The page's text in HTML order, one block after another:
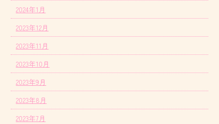
2024年1月
2023年12月
2023年11月
2023年10月
2023年9月
2023年8月
2023年7月